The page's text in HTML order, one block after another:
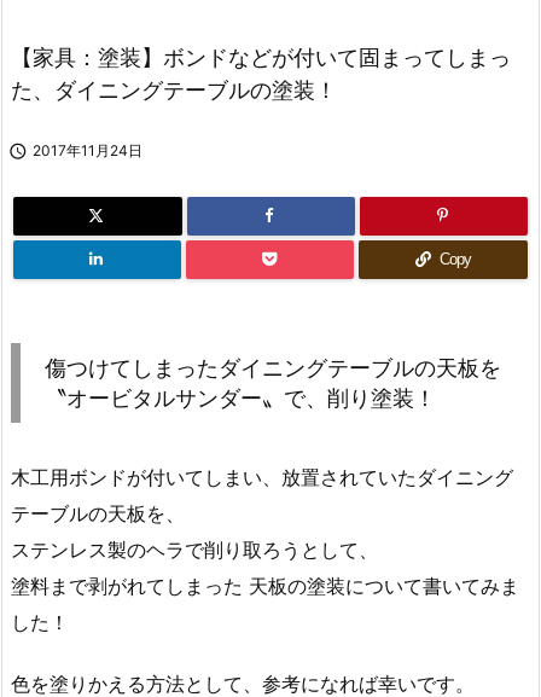

【家具：塗装】ボンドなどが付いて固まってしまっ
た、ダイニングテーブルの塗装！
 2017年11月24日
Copy
傷つけてしまったダイニングテーブルの天板を
〝オービタルサンダー〟で、削り塗装！
木工用ボンドが付いてしまい、放置されていたダイニング
テーブルの天板を、
ステンレス製のヘラで削り取ろうとして、
塗料まで剥がれてしまった 天板の塗装について書いてみま
した！
色を塗りかえる方法として、参考になれば幸いです。